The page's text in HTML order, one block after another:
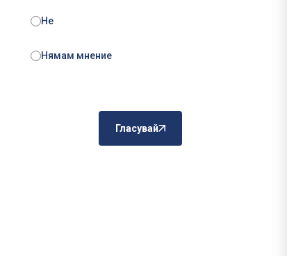
Не
Нямам мнение
Гласувай